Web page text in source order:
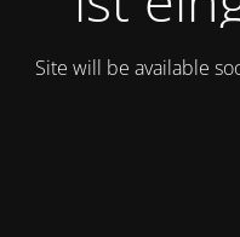
Site will be available